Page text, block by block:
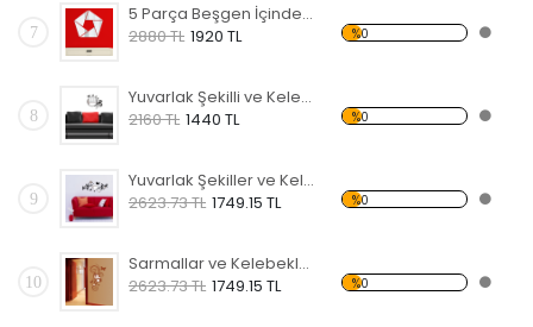
7
5 Parça Beşgen İçindeki Şekiller Dekoratif Kırılmaz Ayna
2880 TL 1920 TL %0
8
Yuvarlak Şekilli ve Kelebekli Dekoratif Kırılmaz Ayna
2160 TL 1440 TL %0
9
Yuvarlak Şekiller ve Kelebekler Dekoratif Kırılmaz Ayna
2623.73 TL 1749.15 TL %0
10
Sarmallar ve Kelebekler Şekilli Dekoratif Kırılmaz Ayna
2623.73 TL 1749.15 TL %0